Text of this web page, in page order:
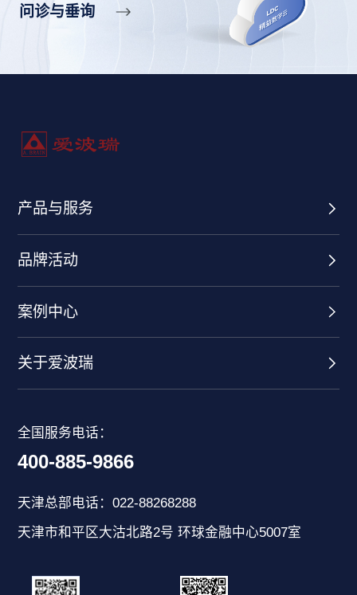
问诊与垂询
产品与服务
品牌活动
案例中心
关于爱波瑞
全国服务电话：
400-885-9866
天津总部电话：022-88268288
天津市和平区大沽北路2号 环球金融中心5007室